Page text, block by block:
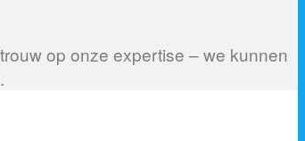
op onze expertise – we kunnen